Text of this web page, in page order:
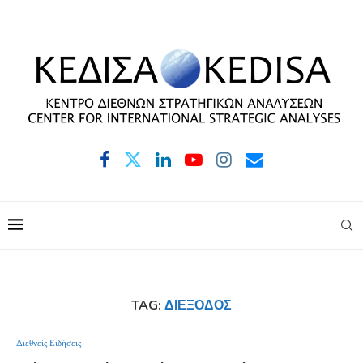
TAG: ΔΙΈΞΟΔΟΣ
Διεθνείς Ειδήσεις